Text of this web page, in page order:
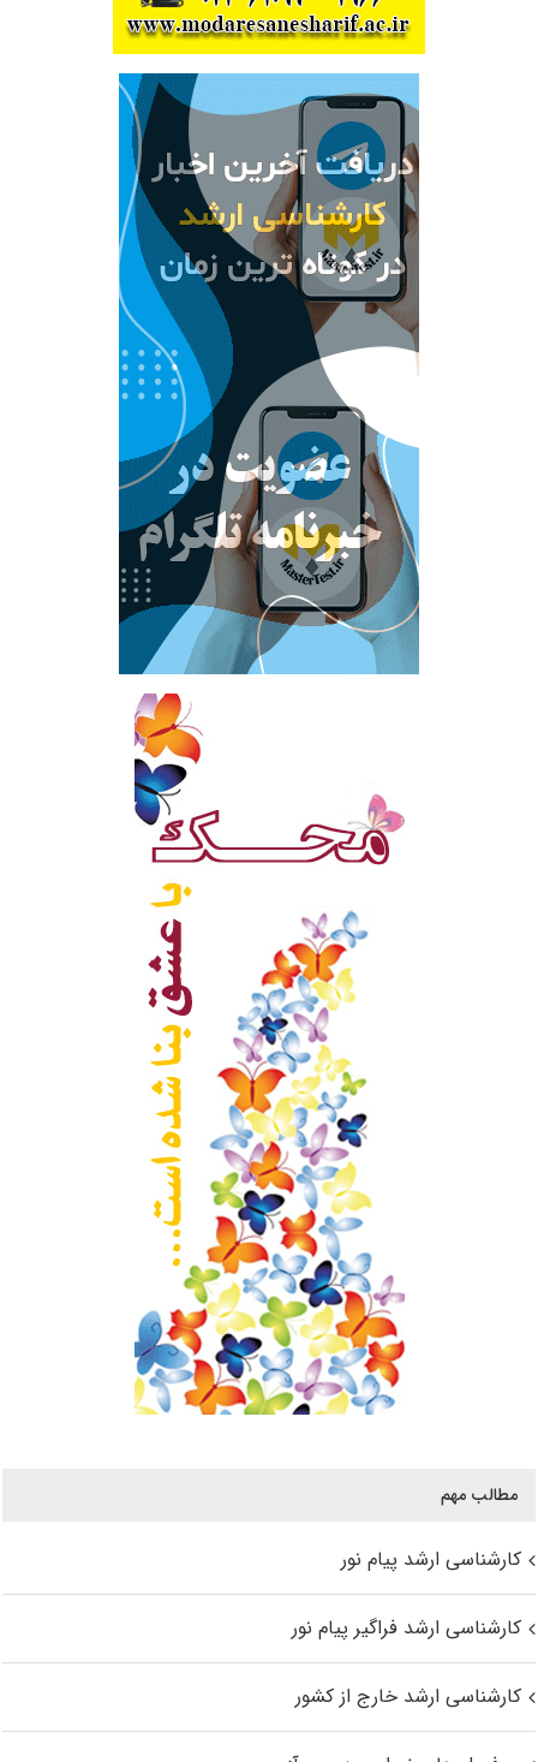
مطالب مهم
کارشناسی ارشد پیام نور
کارشناسی ارشد فراگیر پیام نور
کارشناسی ارشد خارج از کشور